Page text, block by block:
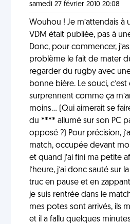
samedi 27 février 2010 20:08
Wouhou ! Je m’attendais à
VDM était publiée, pas à
Donc, pour commencer,
problème le fait de mater
regarder du rugby avec
bonne bière. Le souci,
surprennent comme ça
moins... (Qui aimerait se
du **** allumé sur son PC
opposé ?) Pour précision,
match, occupée devant
et quand j’ai fini ma petite
l’heure, j’ai donc sauté sur
truc en pause et en
je suis rentrée dans le
mes potes sont arrivés, ils
et il a fallu quelques